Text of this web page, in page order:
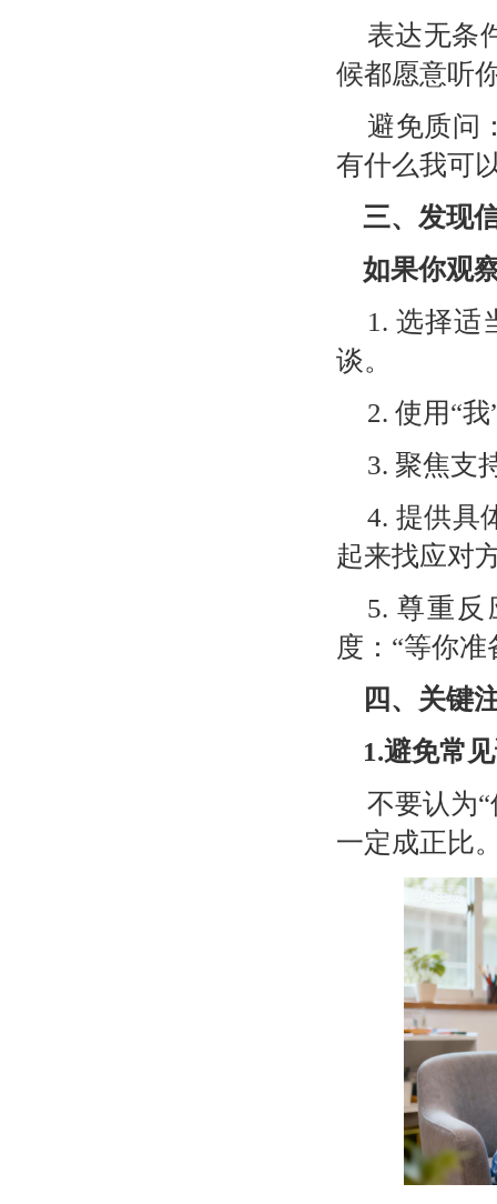
表达无条
候都愿意听
避免质问
有什么我可
三、发现
如果你观
1. 选择适
谈。
2. 使用“
3. 聚焦支
4. 提供具
起来找应对
5.尊重反
度：“等你
四、关键
1.避免常
不要认为
一定成正比